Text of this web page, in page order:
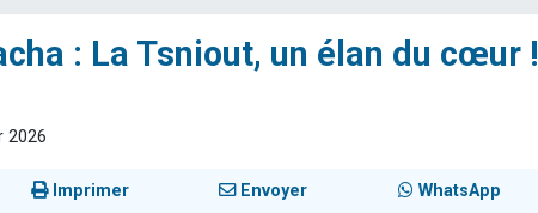
Nathaniel vient de donner son Maasser
4 personnes viennent de nous rejoindre sur WhatsApp
: La Tsniout, un élan du cœur !
2026
Imprimer Envoyer WhatsApp